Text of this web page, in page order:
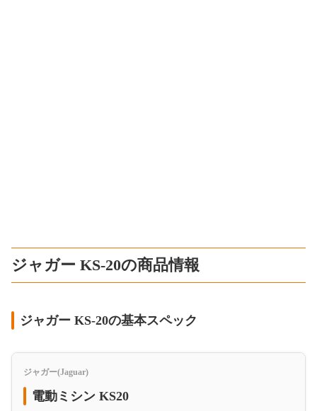
ジャガー KS-20の商品情報
ジャガー KS-20の基本スペック
ジャガー(Jaguar)
電動ミシン KS20